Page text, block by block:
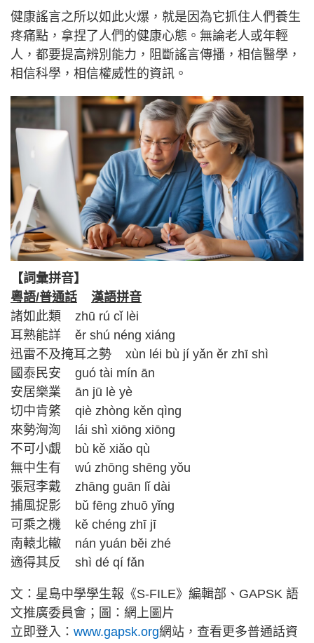
健康謠言之所以如此火爆，就是因為它抓住人們養生
疼痛點，拿捏了人們的健康心態。無論老人或年輕
人，都要提高辨別能力，阻斷謠言傳播，相信醫學，
相信科學，相信權威性的資訊。
【詞彙拼音】
粵語/普通話
漢語拼音
諸如此類 zhū rú cǐ lèi
耳熟能詳 ěr shú néng xiáng
迅雷不及掩耳之勢 xùn léi bù jí yǎn ěr zhī shì
國泰民安 guó tài mín ān
安居樂業 ān jū lè yè
切中肯綮 qiè zhòng kěn qìng
來勢洶洶 lái shì xiōng xiōng
不可小覷 bù kě xiǎo qù
無中生有 wú zhōng shēng yǒu
張冠李戴 zhāng guān lǐ dài
捕風捉影 bǔ fēng zhuō yǐng
可乘之機 kě chéng zhī jī
南轅北轍 nán yuán běi zhé
適得其反 shì dé qí fǎn
文：星島中學學生報《S-FILE》編輯部、GAPSK 語
文推廣委員會；圖：網上圖片
立即登入： www.gapsk.org網站，查看更多普通話資